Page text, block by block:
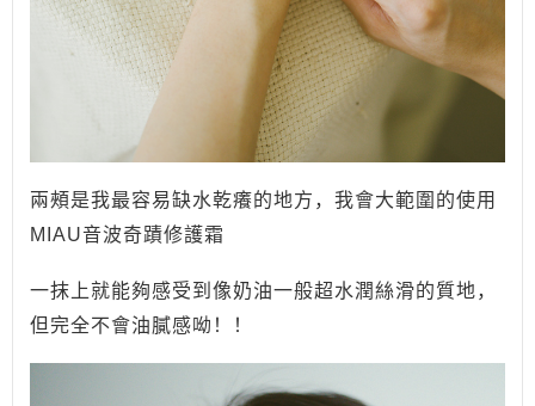
兩頰是我最容易缺水乾癢的地方，我會大範圍的使用
MIAU音波奇蹟修護霜
一抹上就能夠感受到像奶油一般超水潤絲滑的質地，
但完全不會油膩感呦！！